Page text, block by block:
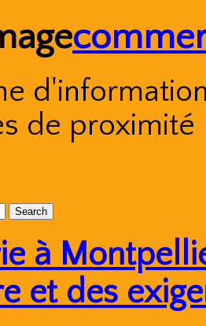
de proximité
à
et des